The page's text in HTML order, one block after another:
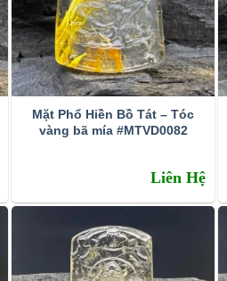
Mặt Phổ Hiền Bồ Tát – Tóc
vàng bã mía #MTVD0082
Liên Hệ